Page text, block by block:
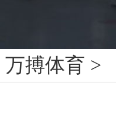
万搏体育 >